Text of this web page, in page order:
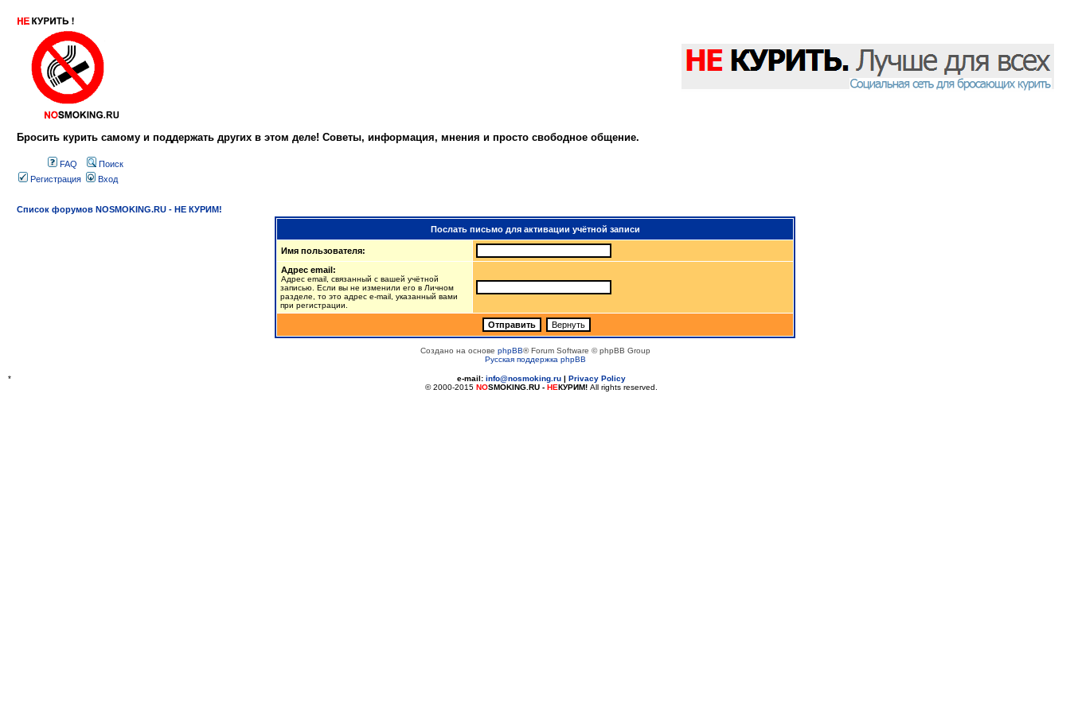
Бросить курить самому и поддержать других в этом деле! Советы, информация, мнения и просто свободное общение.
FAQ
Поиск
Регистрация
Вход
Список форумов NOSMOKING.RU - НЕ КУРИМ!
Послать письмо для активации учётной записи
Имя пользователя:
Адрес email:
Адрес email, связанный с вашей учётной
записью. Если вы не изменили его в Личном
разделе, то это адрес e-mail, указанный вами
при регистрации.
Создано на основе phpBB® Forum Software © phpBB Group
Русская поддержка phpBB
* e-mail: info@nosmoking.ru | Privacy Policy
© 2000-2015 NOSMOKING.RU - НЕКУРИМ! All rights reserved.